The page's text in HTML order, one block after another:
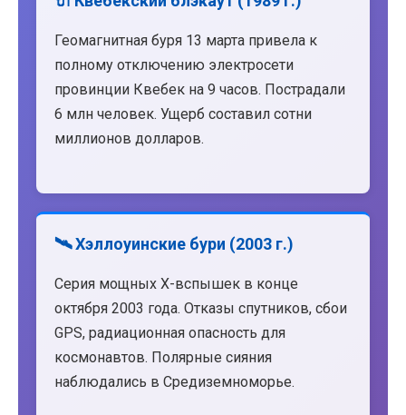
Геомагнитная буря 13 марта привела к
полному отключению электросети
провинции Квебек на 9 часов. Пострадали
6 млн человек. Ущерб составил сотни
миллионов долларов.
🛰️ Хэллоуинские бури (2003 г.)
Серия мощных X-вспышек в конце
октября 2003 года. Отказы спутников, сбои
GPS, радиационная опасность для
космонавтов. Полярные сияния
наблюдались в Средиземноморье.